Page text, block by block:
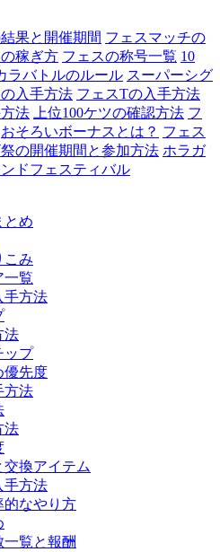
果と開催期間 フェスマッチの
稼ぎ方 フェスの称号一覧 10
ラバトルのルール スーパーシグ
入手方法 フェスTの入手方法
法 上位100ケツの確認方法 フ
おそろいボーナスとは？ フェス
の開催期間と参加方法 ホラガ
ドフェスティバル
とめ
こみ
一覧
手方法
法
ップ
優先度
方法
法
換アイテム
手方法
的なやり方
覧と報酬